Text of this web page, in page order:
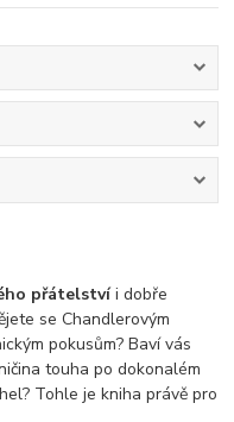
přátelstvíi dobře
se Chandlerovým
pokusům? Baví vás
touha po dokonalém
Tohle je kniha právě pro